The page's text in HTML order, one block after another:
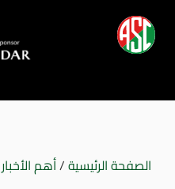
الصفحة الرئيسية/أهم الأخبار